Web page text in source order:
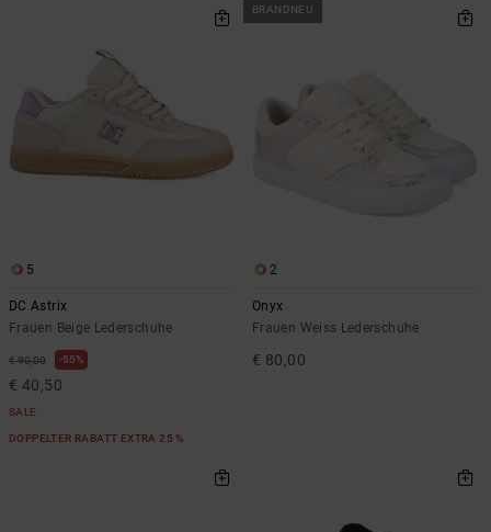
5
DC Astrix
Frauen Beige Lederschuhe
€ 90,00 55%
€ 40,50
SALE
DOPPELTER RABATT EXTRA 25 %
BRANDNEU
2
Onyx
Frauen Weiss Lederschuhe
€ 80,00